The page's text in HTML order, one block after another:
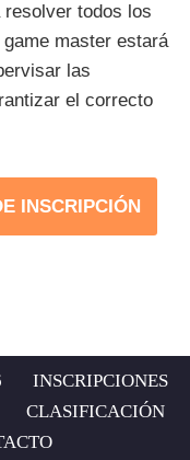
resolver todos los
master estará
las
el correcto
INSCRIPCIÓN
INSCRIPCIONES
CLASIFICACIÓN